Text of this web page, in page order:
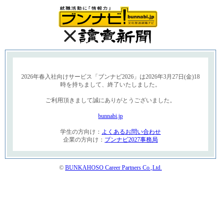
2026年春入社向けサービス「ブンナビ2026」は2026年3月27日(金)18
時を持ちまして、終了いたしました。
ご利用頂きまして誠にありがとうございました。
bunnabi.jp
学生の方向け： よくあるお問い合わせ
企業の方向け： ブンナビ2027事務局
© BUNKAHOSO Career Partners Co.,Ltd.